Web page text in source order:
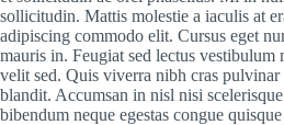
sollicitudin. Mattis molestie a iaculis at
adipiscing commodo elit. Cursus eget
mauris in. Feugiat sed lectus vestibulum
velit sed. Quis viverra nibh cras pulvinar
blandit. Accumsan in nisl nisi
bibendum neque egestas congue quisque